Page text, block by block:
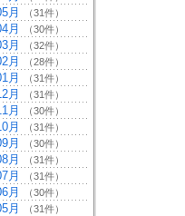
月 （31件）
月 （30件）
月 （32件）
月 （28件）
月 （31件）
月 （31件）
月 （30件）
月 （31件）
月 （30件）
月 （31件）
月 （31件）
月 （30件）
月 （31件）